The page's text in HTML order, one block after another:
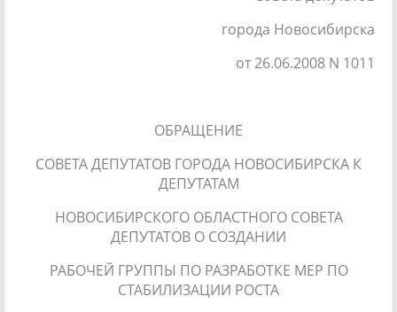
города Новосибирска
от 26.06.2008 N 1011
ОБРАЩЕНИЕ
СОВЕТА ДЕПУТАТОВ ГОРОДА НОВОСИБИРСКА К
ДЕПУТАТАМ
НОВОСИБИРСКОГО ОБЛАСТНОГО СОВЕТА
ДЕПУТАТОВ О СОЗДАНИИ
РАБОЧЕЙ ГРУППЫ ПО РАЗРАБОТКЕ МЕР ПО
СТАБИЛИЗАЦИИ РОСТА